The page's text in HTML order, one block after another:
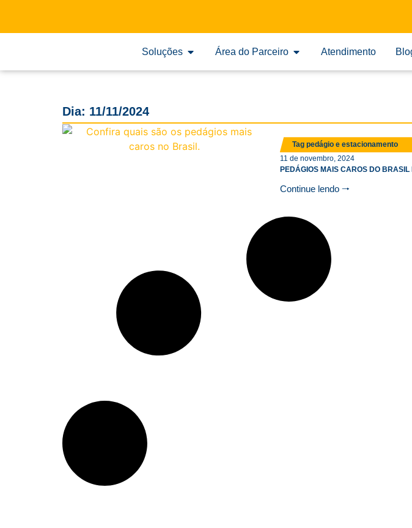
Soluções Área do Parceiro Atendimento
Dia: 11/11/2024
Tag pedágio e estacionamento
11 de novembro, 2024
PEDÁGIOS MAIS CAROS DO BRASIL
Continue lendo 🠒